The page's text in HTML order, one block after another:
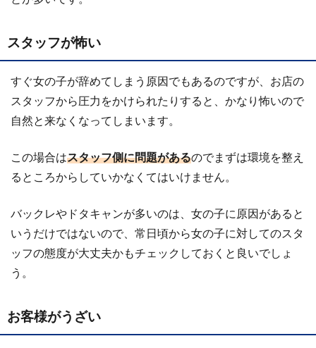
スタッフが怖い
すぐ女の子が辞めてしまう原因でもあるのですが、お店の
スタッフから圧力をかけられたりすると、かなり怖いので
自然と来なくなってしまいます。
この場合はスタッフ側に問題があるのでまずは環境を整え
るところからしていかなくてはいけません。
バックレやドタキャンが多いのは、女の子に原因があると
いうだけではないので、常日頃から女の子に対してのスタ
ッフの態度が大丈夫かもチェックしておくと良いでしょ
う。
お客様がうざい